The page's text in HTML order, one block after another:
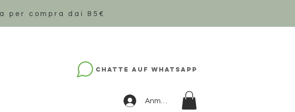
per compra dai 85€
Chatte auf WhatsApp
Anmelden